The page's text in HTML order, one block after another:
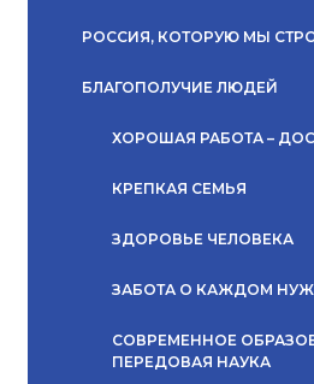
РОССИЯ, КОТОРУЮ МЫ
БЛАГОПОЛУЧИЕ ЛЮДЕЙ
ХОРОШАЯ РАБОТА –
КРЕПКАЯ СЕМЬЯ
ЗДОРОВЬЕ ЧЕЛОВЕКА
ЗАБОТА О КАЖДОМ
СОВРЕМЕННОЕ
ПЕРЕДОВАЯ НАУКА